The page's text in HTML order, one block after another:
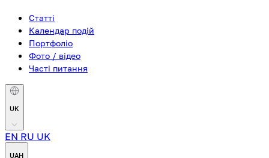
Статті
Календар подій
Портфоліо
Фото / відео
Часті питання
UK
EN RU UK
UAH